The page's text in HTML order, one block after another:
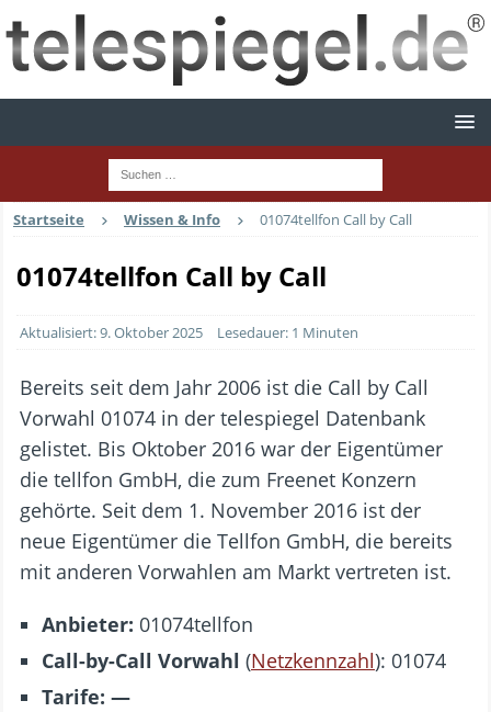
Startseite Wissen & Info 01074tellfon Call by Call
01074tellfon Call by Call
Aktualisiert: 9. Oktober 2025 Lesedauer: 1 Minuten
Bereits seit dem Jahr 2006 ist die Call by Call
Vorwahl 01074 in der telespiegel Datenbank
gelistet. Bis Oktober 2016 war der Eigentümer
die tellfon GmbH, die zum Freenet Konzern
gehörte. Seit dem 1. November 2016 ist der
neue Eigentümer die Tellfon GmbH, die bereits
mit anderen Vorwahlen am Markt vertreten ist.
Anbieter: 01074tellfon
Call-by-Call Vorwahl (Netzkennzahl): 01074
Tarife: —